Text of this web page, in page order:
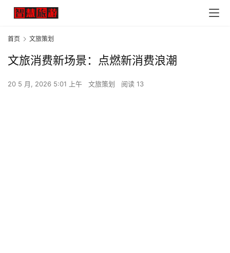
首页 文旅策划
文旅消费新场景：点燃新消费浪潮
20 5 月, 2026 5:01 上午 文旅策划 阅读 13